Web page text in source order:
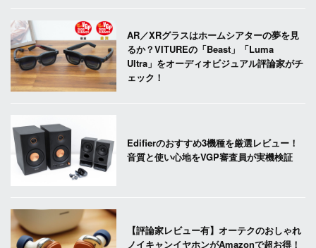
AR／XRグラスはホームシアターの夢を見
るか？VITUREの「Beast」「Luma
Ultra」をオーディオビジュアル評論家がチ
ェック！
Edifierのおすすめ3機種を厳選レビュー！
音質と使い心地をVGP審査員が実機検証
【評論家レビュー有】オーテクのおしゃれ
ノイキャンイヤホンがAmazonで超お得！